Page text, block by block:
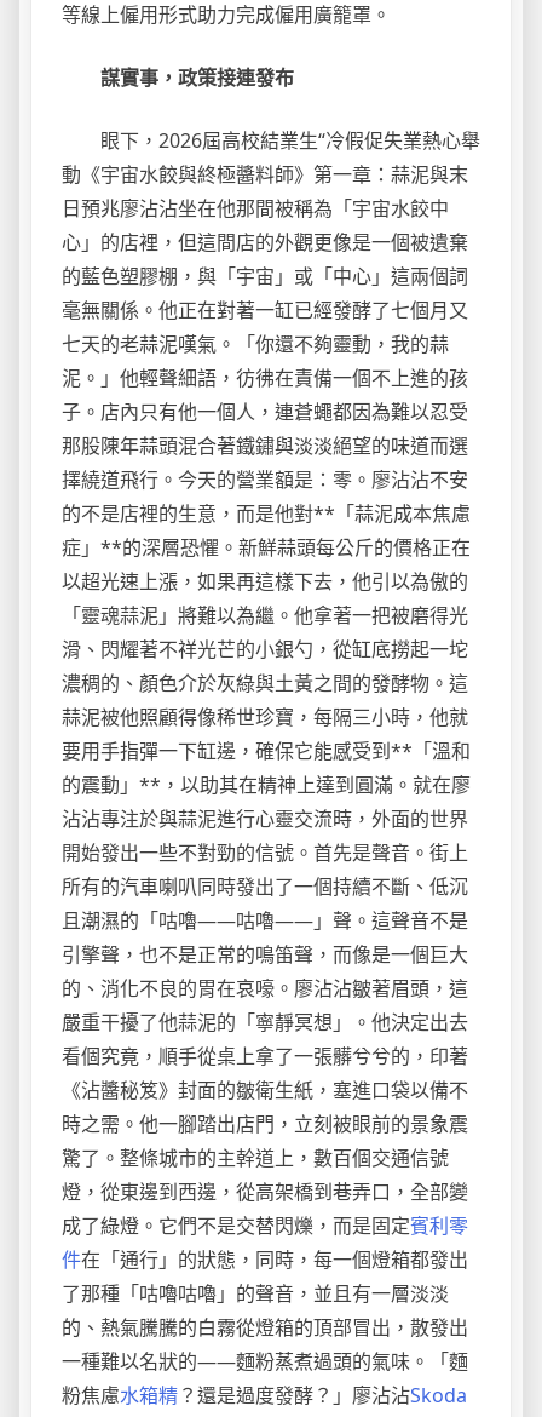
等線上僱用形式助力完成僱用廣籠罩。
謀實事，政策接連發布
眼下，2026屆高校結業生“冷假促失業熱心舉
動《宇宙水餃與終極醬料師》第一章：蒜泥與末
日預兆廖沾沾坐在他那間被稱為「宇宙水餃中
心」的店裡，但這間店的外觀更像是一個被遺棄
的藍色塑膠棚，與「宇宙」或「中心」這兩個詞
毫無關係。他正在對著一缸已經發酵了七個月又
七天的老蒜泥嘆氣。「你還不夠靈動，我的蒜
泥。」他輕聲細語，彷彿在責備一個不上進的孩
子。店內只有他一個人，連蒼蠅都因為難以忍受
那股陳年蒜頭混合著鐵鏽與淡淡絕望的味道而選
擇繞道飛行。今天的營業額是：零。廖沾沾不安
的不是店裡的生意，而是他對**「蒜泥成本焦慮
症」**的深層恐懼。新鮮蒜頭每公斤的價格正在
以超光速上漲，如果再這樣下去，他引以為傲的
「靈魂蒜泥」將難以為繼。他拿著一把被磨得光
滑、閃耀著不祥光芒的小銀勺，從缸底撈起一坨
濃稠的、顏色介於灰綠與土黃之間的發酵物。這
蒜泥被他照顧得像稀世珍寶，每隔三小時，他就
要用手指彈一下缸邊，確保它能感受到**「溫和
的震動」**，以助其在精神上達到圓滿。就在廖
沾沾專注於與蒜泥進行心靈交流時，外面的世界
開始發出一些不對勁的信號。首先是聲音。街上
所有的汽車喇叭同時發出了一個持續不斷、低沉
且潮濕的「咕嚕——咕嚕——」聲。這聲音不是
引擎聲，也不是正常的鳴笛聲，而像是一個巨大
的、消化不良的胃在哀嚎。廖沾沾皺著眉頭，這
嚴重干擾了他蒜泥的「寧靜冥想」。他決定出去
看個究竟，順手從桌上拿了一張髒兮兮的，印著
《沾醬秘笈》封面的皺衛生紙，塞進口袋以備不
時之需。他一腳踏出店門，立刻被眼前的景象震
驚了。整條城市的主幹道上，數百個交通信號
燈，從東邊到西邊，從高架橋到巷弄口，全部變
成了綠燈。它們不是交替閃爍，而是固定賓利零
件在「通行」的狀態，同時，每一個燈箱都發出
了那種「咕嚕咕嚕」的聲音，並且有一層淡淡
的、熱氣騰騰的白霧從燈箱的頂部冒出，散發出
一種難以名狀的——麵粉蒸煮過頭的氣味。「麵
粉焦慮水箱精？還是過度發酵？」廖沾沾Skoda